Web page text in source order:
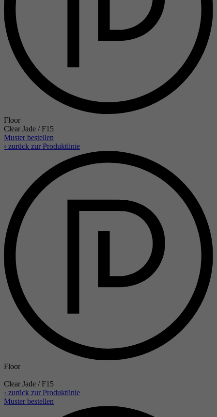
Floor
Clear Jade / F15
Muster bestellen
‹ zurück zur Produktlinie
Floor
Clear Jade / F15
‹ zurück zur Produktlinie
Muster bestellen